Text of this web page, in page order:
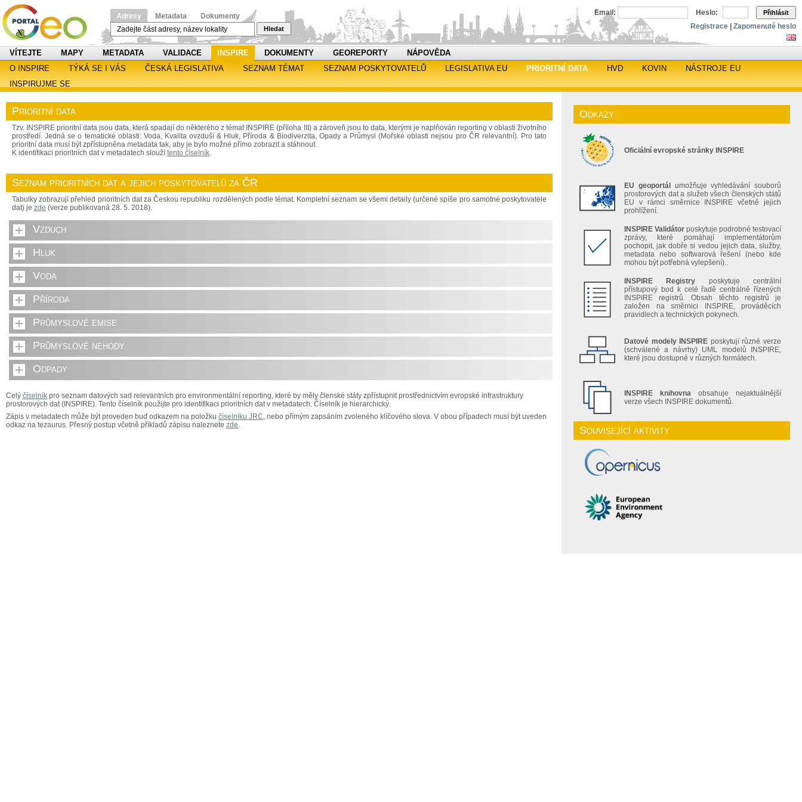
Adresy Metadata Dokumenty
Hledat
Email: Heslo: Přihlásit
Registrace Zapomenuté heslo
VÍTEJTE MAPY METADATA VALIDACE INSPIRE DOKUMENTY GEOREPORTY
NÁPOVĚDA
O INSPIRE
TÝKÁ SE I VÁS ČESKÁ LEGISLATIVA SEZNAM TÉMAT SEZNAM POSKYTOVATELŮ LEGISLATIVA EU PRIORITNÍ DATA HVD KOVIN
NÁSTROJE EU
INSPIRUJME SE
Prioritní data
Tzv. INSPIRE prioritní data jsou data, která spadají do některého z témat INSPIRE (příloha III) a zároveň jsou to data, kterými je naplňován reporting v oblasti životního
prostředí. Jedná se o tematické oblasti: Voda, Kvalita ovzduší & Hluk, Příroda & Biodiverzita, Opady a Průmysl (Mořské oblasti nejsou pro ČR relevantní). Pro tato
prioritní data musí být zpřístupněna metadata tak, aby je bylo možné přímo zobrazit a stáhnout.
K identifikaci prioritních dat v metadatech slouží tento číselník.
Seznam prioritních dat a jejich poskytovatelů za ČR
Tabulky zobrazují přehled prioritních dat za Českou republiku rozdělených podle témat. Kompletní seznam se všemi detaily (určené spíše pro samotné poskytovatele
dat) je zde (verze publikovaná 28. 5. 2018).
Vzduch
Hluk
Voda
Příroda
Průmyslové emise
Průmyslové nehody
Odpady
Celý číselník pro seznam datových sad relevantních pro environmentální reporting, které by měly členské státy zpřístupnit prostřednictvím evropské infrastruktury
prostorových dat (INSPIRE). Tento číselník použijte pro identifikaci prioritních dat v metadatech. Číselník je hierarchický.
Zápis v metadatech může být proveden buď odkazem na položku číselníku JRC, nebo přímým zapsáním zvoleného klíčového slova. V obou případech musí být uveden
odkaz na tezaurus. Přesný postup včetně příkladů zápisu naleznete zde.
Odkazy
Oficiální evropské stránky INSPIRE
EU geoportál
umožňuje vyhledávání souborů
prostorových dat a služeb všech členských států
EU v rámci směrnice INSPIRE včetně jejich
prohlížení.
INSPIRE Validátor poskytuje podrobné testovací
zprávy, které pomáhají implementátorům
pochopit, jak dobře si vedou jejich data, služby,
metadata nebo softwarová řešení (nebo kde
mohou být potřebná vylepšení)..
INSPIRE Registry poskytuje centrální
přístupový bod k celé řadě centrálně řízených
INSPIRE registrů. Obsah těchto registrů je
založen na směrnici INSPIRE, prováděcích
pravidlech a technických pokynech.
Datové modely INSPIRE poskytují různé verze
(schválené a návrhy) UML modelů INSPIRE,
které jsou dostupné v různých formátech.
INSPIRE knihovna obsahuje nejaktuálnější
verze všech INSPIRE dokumentů.
Související aktivity